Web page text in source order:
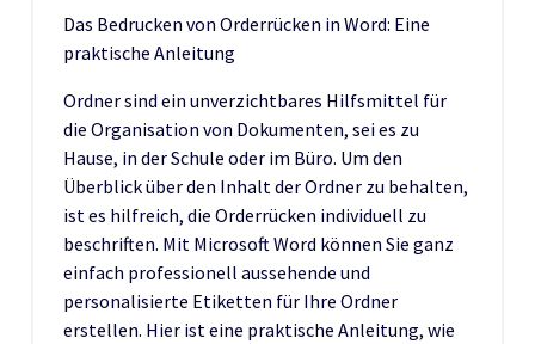
Das Bedrucken von Orderrücken in Word: Eine
praktische Anleitung
Ordner sind ein unverzichtbares Hilfsmittel für
die Organisation von Dokumenten, sei es zu
Hause, in der Schule oder im Büro. Um den
Überblick über den Inhalt der Ordner zu behalten,
ist es hilfreich, die Orderrücken individuell zu
beschriften. Mit Microsoft Word können Sie ganz
einfach professionell aussehende und
personalisierte Etiketten für Ihre Ordner
erstellen. Hier ist eine praktische Anleitung, wie